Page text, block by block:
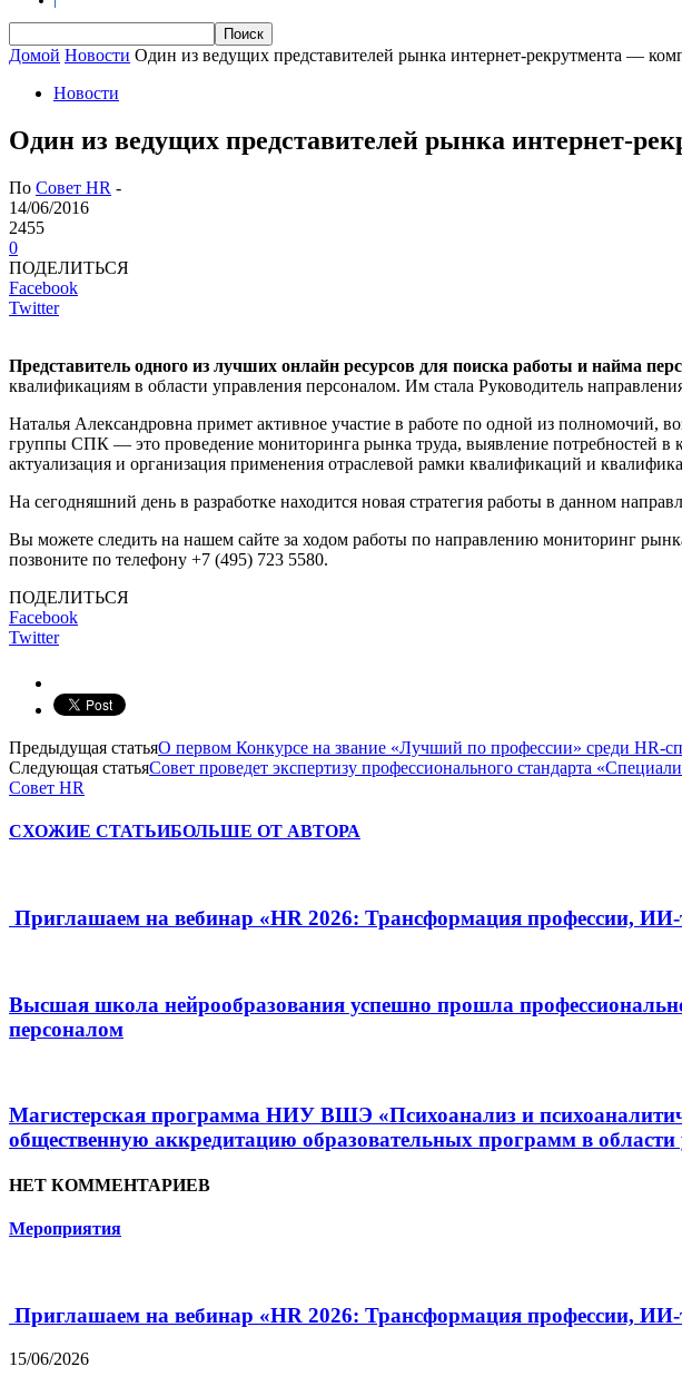
Домой Новости Один из ведущих представителей рынка интернет-рекрутмента —
Новости
Один из ведущих представителей рынка интернет-
По Совет HR -
14/06/2016
2455
0
ПОДЕЛИТЬСЯ
Facebook
Twitter
Представитель одного из лучших онлайн ресурсов для поиска работы и найма
квалификациям в области управления персоналом. Им стала Руководитель
Наталья Александровна примет активное участие в работе по одной из полномочий,
группы СПК — это проведение мониторинга рынка труда, выявление потребностей в
актуализация и организация применения отраслевой рамки квалификаций и
На сегодняшний день в разработке находится новая стратегия работы в данном
Вы можете следить на нашем сайте за ходом работы по направлению мониторинг
позвоните по телефону +7 (495) 723 5580.
ПОДЕЛИТЬСЯ
Facebook
Twitter
Предыдущая статьяО первом Конкурсе на звание «Лучший по профессии» среди HR-
Следующая статьяСовет проведет экспертизу профессионального стандарта
Совет HR
СХОЖИЕ СТАТЬИБОЛЬШЕ ОТ АВТОРА
Приглашаем на вебинар «HR 2026: Трансформация профессии,
Высшая школа нейрообразования успешно прошла
персоналом
Магистерская программа НИУ ВШЭ «Психоанализ и
общественную аккредитацию образовательных программ в
НЕТ КОММЕНТАРИЕВ
Мероприятия
Приглашаем на вебинар «HR 2026: Трансформация профессии,
15/06/2026